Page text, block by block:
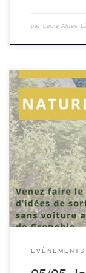
par Lucie Alpes
Evénement
Tourisme, en
Montagne et
EVÈNEMENTS